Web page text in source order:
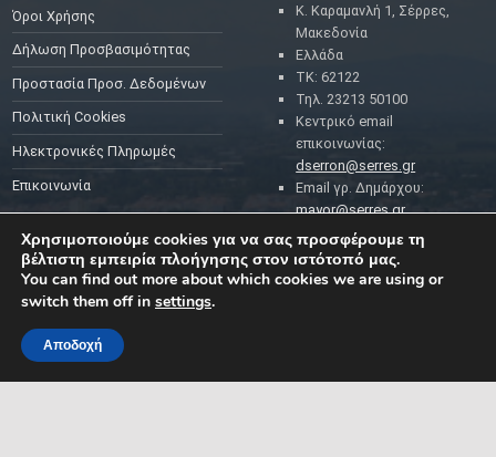
Όροι Χρήσης
Δήλωση Προσβασιμότητας
Προστασία Προσ. Δεδομένων
Πολιτική Cookies
Ηλεκτρονικές Πληρωμές
Επικοινωνία
Κ. Καραμανλή 1, Σέρρες,
Μακεδονία
Ελλάδα
ΤΚ: 62122
Τηλ. 23213 50100
Κεντρικό email
επικοινωνίας:
dserron@serres.gr
Email γρ. Δημάρχου:
mayor@serres.gr
Email DPO (Υπευθύνου
Προστασίας Δεδομένων):
dpo@serres.gr
ΡΟΗ ΕΙΔΗΣΕΩΝ
ΔΗΜΟΤΗ ΚΑΙ ΤΗΣ
Χρησιμοποιούμε cookies για να σας προσφέρουμε τη
βέλτιστη εμπειρία πλοήγησης στον ιστότοπό μας.
You can find out more about which cookies we are using or
switch them off in settings.
Αποδοχή